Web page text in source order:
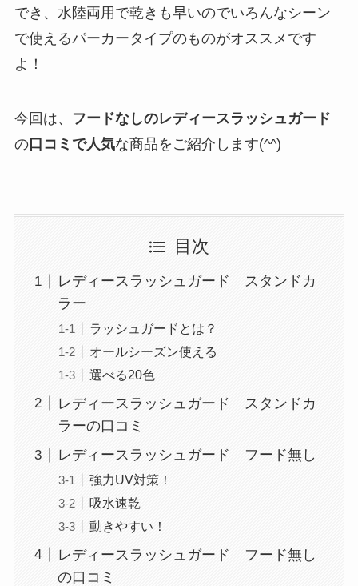
でき、水陸両用で乾きも早いのでいろんなシーン
で使えるパーカータイプのものがオススメです
よ！
今回は、
フードなしのレディースラッシュガード
の口コミで人気な商品をご紹介します(^^)
目次
レディースラッシュガード スタンドカ
ラー
ラッシュガードとは？
オールシーズン使える
選べる20色
レディースラッシュガード スタンドカ
ラーの口コミ
レディースラッシュガード フード無し
強力UV対策！
吸水速乾
動きやすい！
レディースラッシュガード フード無し
の口コミ